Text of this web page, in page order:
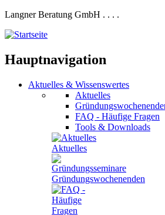
Langner Beratung GmbH . . . .
Hauptnavigation
Aktuelles & Wissenswertes
Aktuelles
FAQ - Häufige Fragen
Tools & Downloads
Aktuelles
Gründungswochenenden